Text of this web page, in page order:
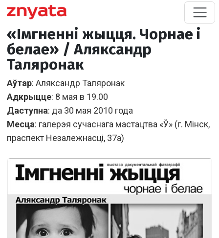
«Імгненні жыцця. Чорнае і
белае» / Аляксандр
Таляронак
Аўтар: Аляксандр Таляронак
Адкрыцце: 8 мая в 19.00
Даступна: да 30 мая 2010 года
Месца: галерэя сучаснага мастацтва «Ў» (г. Мiнск,
праспект Незалежнасцi, 37а)